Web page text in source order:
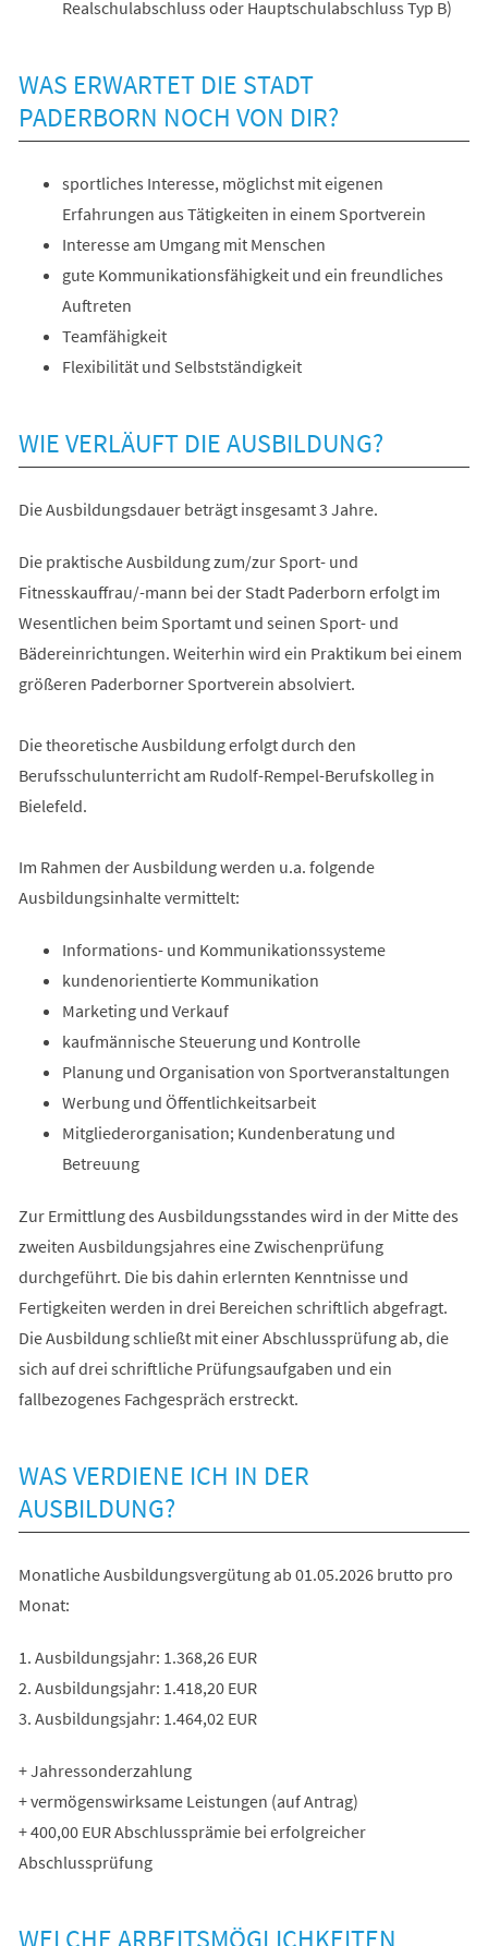
Realschulabschluss oder Hauptschulabschluss Typ B)
WAS ERWARTET DIE STADT
PADERBORN NOCH VON DIR?
sportliches Interesse, möglichst mit eigenen
Erfahrungen aus Tätigkeiten in einem Sportverein
Interesse am Umgang mit Menschen
gute Kommunikationsfähigkeit und ein freundliches
Auftreten
Teamfähigkeit
Flexibilität und Selbstständigkeit
WIE VERLÄUFT DIE AUSBILDUNG?
Die Ausbildungsdauer beträgt insgesamt 3 Jahre.
Die praktische Ausbildung zum/zur Sport- und
Fitnesskauffrau/-mann bei der Stadt Paderborn erfolgt im
Wesentlichen beim Sportamt und seinen Sport- und
Bädereinrichtungen. Weiterhin wird ein Praktikum bei einem
größeren Paderborner Sportverein absolviert.
Die theoretische Ausbildung erfolgt durch den
Berufsschulunterricht am Rudolf-Rempel-Berufskolleg in
Bielefeld.
Im Rahmen der Ausbildung werden u.a. folgende
Ausbildungsinhalte vermittelt:
Informations- und Kommunikationssysteme
kundenorientierte Kommunikation
Marketing und Verkauf
kaufmännische Steuerung und Kontrolle
Planung und Organisation von Sportveranstaltungen
Werbung und Öffentlichkeitsarbeit
Mitgliederorganisation; Kundenberatung und
Betreuung
Zur Ermittlung des Ausbildungsstandes wird in der Mitte des
zweiten Ausbildungsjahres eine Zwischenprüfung
durchgeführt. Die bis dahin erlernten Kenntnisse und
Fertigkeiten werden in drei Bereichen schriftlich abgefragt.
Die Ausbildung schließt mit einer Abschlussprüfung ab, die
sich auf drei schriftliche Prüfungsaufgaben und ein
fallbezogenes Fachgespräch erstreckt.
WAS VERDIENE ICH IN DER
AUSBILDUNG?
Monatliche Ausbildungsvergütung ab 01.05.2026 brutto pro
Monat:
1. Ausbildungsjahr: 1.368,26 EUR
2. Ausbildungsjahr: 1.418,20 EUR
3. Ausbildungsjahr: 1.464,02 EUR
+ Jahressonderzahlung
+ vermögenswirksame Leistungen (auf Antrag)
+ 400,00 EUR Abschlussprämie bei erfolgreicher
Abschlussprüfung
WELCHE ARBEITSMÖGLICHKEITEN